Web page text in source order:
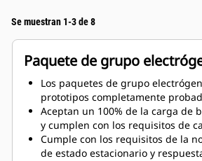
Se muestran 1-3 de 8
Paquete de grupo
Los paquetes de grupo
prototipos completamente
Aceptan un 100% de la carga de
y cumplen con los requisitos de
Cumple con los requisitos de la
de estado estacionario y